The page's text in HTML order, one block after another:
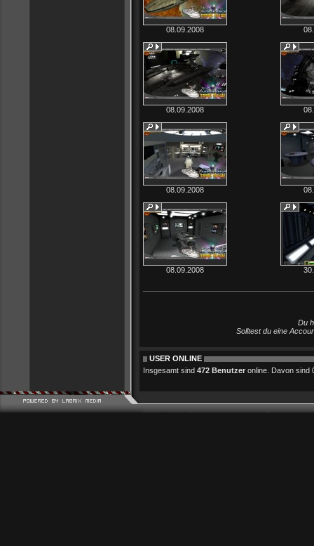
08.09.2008
08.09.2008
08.09.2008
08.09.2008
Du
Solltest du eine
USER ONLINE
Insgesamt sind 472 Benutzer online. Davon sind